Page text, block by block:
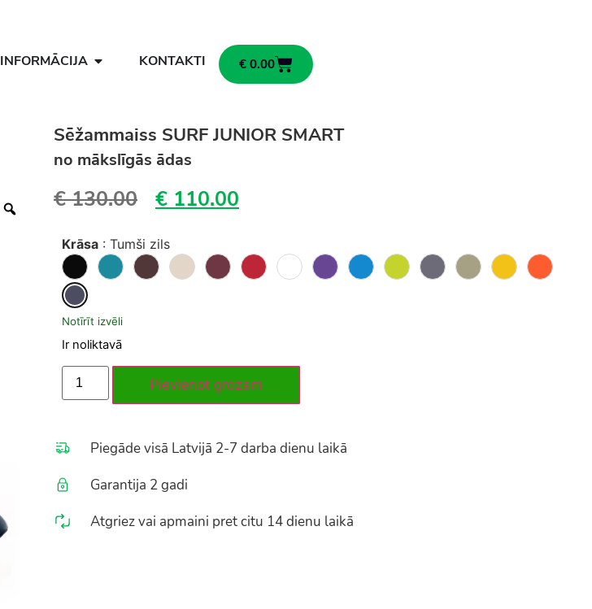
INFORMĀCIJA KONTAKTI € 0.00
Sēžammaiss SURF JUNIOR SMART
no mākslīgās ādas
€130.00 € 110.00
Krāsa : Tumši zils
Notīrīt izvēli
Ir noliktavā
Pievienot grozam
Piegāde visā Latvijā 2-7 darba dienu laikā
Garantija 2 gadi
Atgriez vai apmaini pret citu 14 dienu laikā